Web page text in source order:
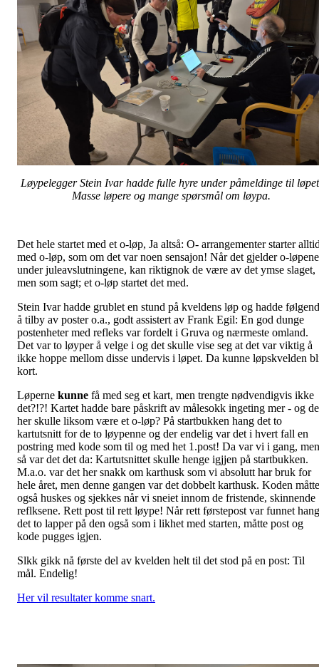
Løypelegger Stein Ivar hadde fulle hyre under påmeldinge til
Masse løpere og mange spørsmål om løypa.
Det hele startet med et o-løp, Ja altså: O- arrangementer starter
med o-løp, som om det var noen sensajon! Når det gjelder o-løpene
under juleavslutningene, kan riktignok de være av det ymse slaget,
men som sagt; et o-løp startet det med.
Stein Ivar hadde grublet en stund på kveldens løp og hadde følgend
å tilby av poster o.a., godt assistert av Frank Egil: En god dunge
postenheter med refleks var fordelt i Gruva og nærmeste omland.
Det var to løyper å velge i og det skulle vise seg at det var viktig å
ikke hoppe mellom disse undervis i løpet. Da kunne løpskvelden
kort.
Løperne kunne få med seg et kart, men trengte nødvendigvis ikke
det?!?! Kartet hadde bare påskrift av målesokk ingeting mer - og
her skulle liksom være et o-løp? På startbukken hang det to
kartutsnitt for de to løypenne og der endelig var det i hvert fall en
postring med kode som til og med het 1.post! Da var vi i gang, men
så var det det da: Kartutsnittet skulle henge igjjen på startbukken.
M.a.o. var det her snakk om karthusk som vi absolutt har bruk for
hele året, men denne gangen var det dobbelt karthusk. Koden måtte
også huskes og sjekkes når vi sneiet innom de fristende, skinnende
reflksene. Rett post til rett løype! Når rett førstepost var funnet hang
det to lapper på den også som i likhet med starten, måtte post og
kode pugges igjen.
Slkk gikk nå første del av kvelden helt til det stod på en post: Til
mål. Endelig!
Her vil resultater komme snart.